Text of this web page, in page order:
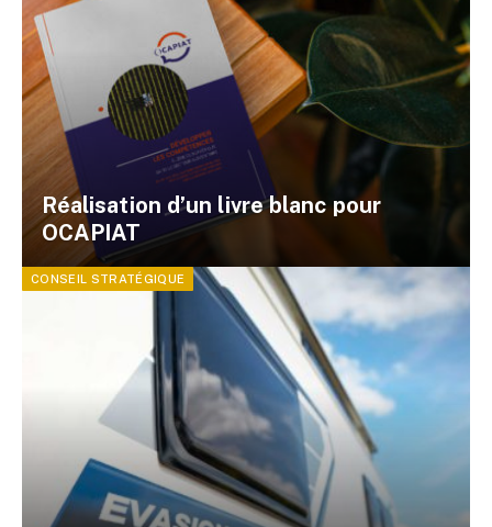
Réalisation d’un livre blanc pour
OCAPIAT
CONSEIL STRATÉGIQUE